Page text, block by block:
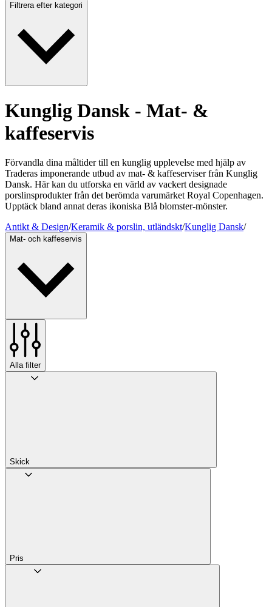
Filtrera efter kategori
Kunglig Dansk - Mat- &
kaffeservis
Förvandla dina måltider till en kunglig upplevelse med hjälp av
Traderas imponerande utbud av mat- & kaffeserviser från Kunglig
Dansk. Här kan du utforska en värld av vackert designade
porslinsprodukter från det berömda varumärket Royal Copenhagen.
Upptäck bland annat deras ikoniska Blå blomster-mönster.
Antikt & Design/Keramik & porslin, utländskt/Kunglig Dansk/
Mat- och kaffeservis
Alla filter
Skick
Pris